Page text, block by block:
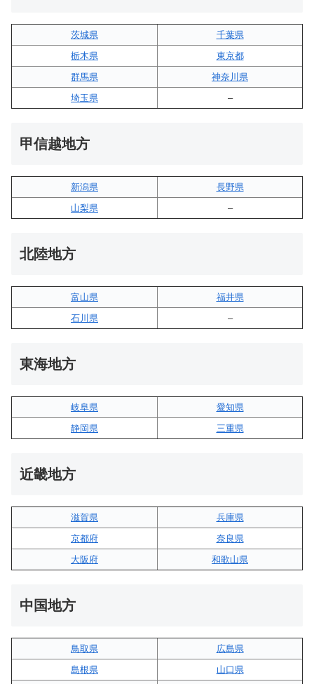
茨城県
千葉県
栃木県
東京都
群馬県
神奈川県
埼玉県
–
甲信越地方
新潟県
長野県
山梨県
–
北陸地方
富山県
福井県
石川県
–
東海地方
岐阜県
愛知県
静岡県
三重県
近畿地方
滋賀県
兵庫県
京都府
奈良県
大阪府
和歌山県
中国地方
鳥取県
広島県
島根県
山口県